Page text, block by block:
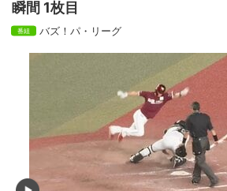
瞬間 1枚目
バズ！パ・リーグ